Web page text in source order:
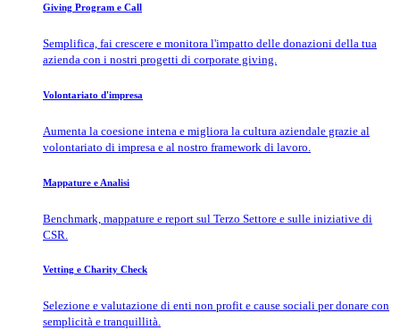
Giving Program e Call
Semplifica, fai crescere e monitora l'impatto delle donazioni della tua
azienda con i nostri progetti di corporate giving.
Volontariato d'impresa
Aumenta la coesione intena e migliora la cultura aziendale grazie al
volontariato di impresa e al nostro framework di lavoro.
Mappature e Analisi
Benchmark, mappature e report sul Terzo Settore e sulle iniziative di
CSR.
Vetting e Charity Check
Selezione e valutazione di enti non profit e cause sociali per donare con
semplicità e tranquillità.